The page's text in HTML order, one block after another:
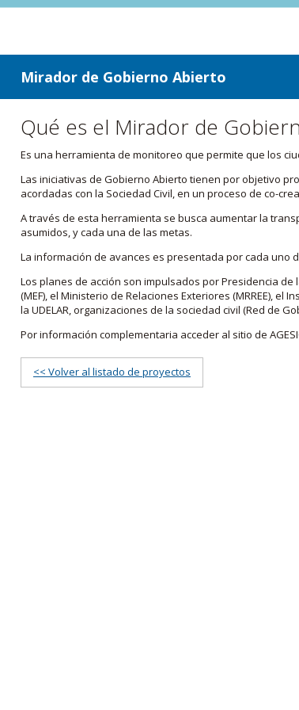
ir a contenido
ir al menú
Mirador de Gobierno Abierto
Qué es el Mirador de
Es una herramienta de monitoreo que permite que los
Las iniciativas de Gobierno Abierto tienen por objetivo
acordadas con la Sociedad Civil, en un proceso de co-
A través de esta herramienta se busca aumentar la
asumidos, y cada una de las metas.
La información de avances es presentada por cada uno
Los planes de acción son impulsados por Presidencia
(MEF), el Ministerio de Relaciones Exteriores (MRREE), el
la UDELAR, organizaciones de la sociedad civil (Red de
Por información complementaria acceder al sitio de
<< Volver al listado de proyectos